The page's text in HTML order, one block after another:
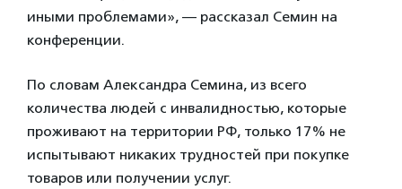
иными проблемами», — рассказал Семин на
конференции.
По словам Александра Семина, из всего
количества людей с инвалидностью, которые
проживают на территории РФ, только 17% не
испытывают никаких трудностей при покупке
товаров или получении услуг.